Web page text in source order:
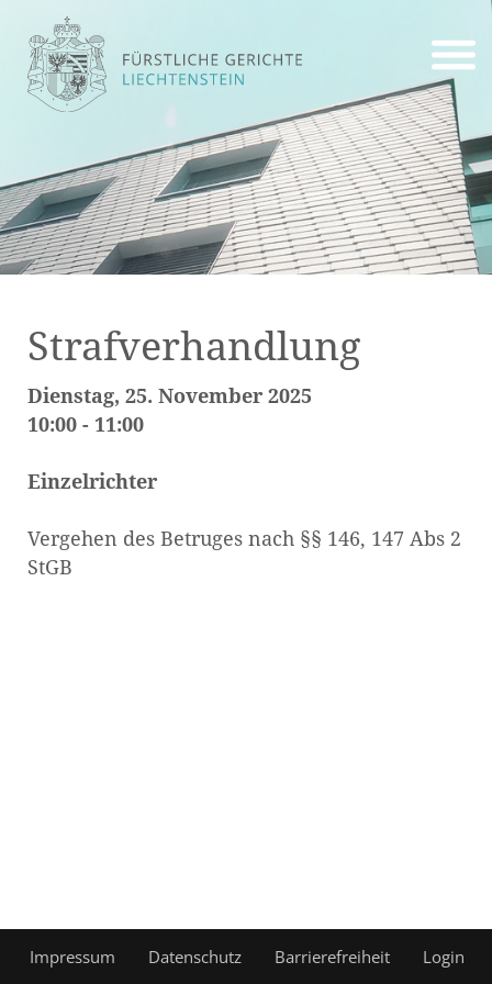
Strafverhandlung
Dienstag, 25. November 2025
10:00 - 11:00
Einzelrichter
Vergehen des Betruges nach §§ 146, 147 Abs 2
StGB
Impressum Datenschutz Barrierefreiheit Login